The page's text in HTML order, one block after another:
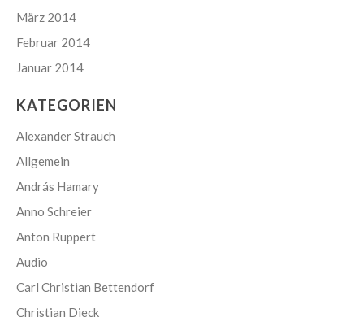
März 2014
Februar 2014
Januar 2014
KATEGORIEN
Alexander Strauch
Allgemein
András Hamary
Anno Schreier
Anton Ruppert
Audio
Carl Christian Bettendorf
Christian Dieck